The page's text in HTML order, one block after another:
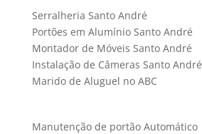
Serralheria Santo André
Portões em Alumínio Santo André
Montador de Móveis Santo André
Instalação de Câmeras Santo André
Marido de Aluguel no ABC
Manutenção de portão Automático